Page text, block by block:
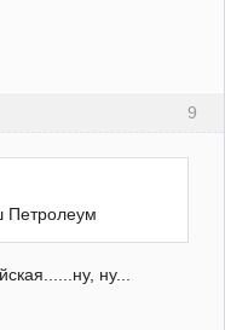
9
Петролеум
ну...